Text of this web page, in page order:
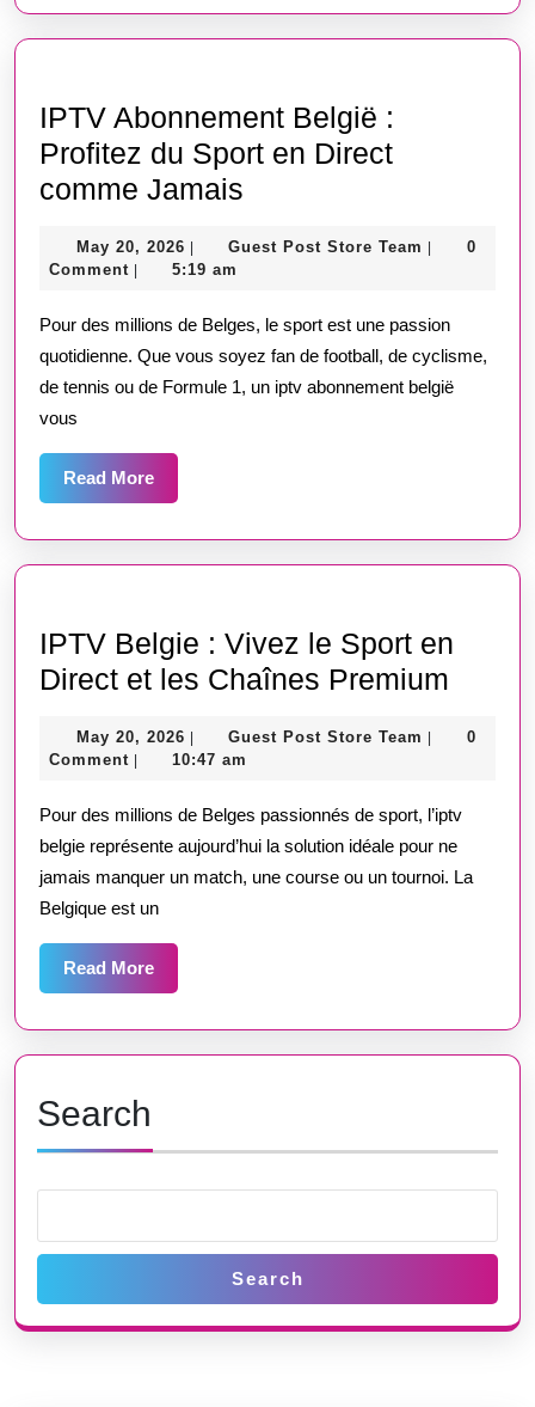
IPTV Abonnement België :
Profitez du Sport en Direct
comme Jamais
België
Profitez
du
Sport
Jamais
May 20, 2026 May
20,
| Guest Post Store Team Guest
|
0
Comment | 5:19 am
Pour des millions de Belges, le sport est une passion
quotidienne. Que vous soyez fan de football, de cyclisme,
de tennis ou de Formule 1, un iptv abonnement belgië
vous
Read MoreRead
More
IPTV Belgie : Vivez le Sport en
Direct et les Chaînes Premium
le
Sport
en
May 20, 2026 May
20,
| Guest Post Store Team Guest
|
0
Comment | 10:47 am
Pour des millions de Belges passionnés de sport, l’iptv
belgie représente aujourd’hui la solution idéale pour ne
jamais manquer un match, une course ou un tournoi. La
Belgique est un
Read MoreRead
More
Search
Search